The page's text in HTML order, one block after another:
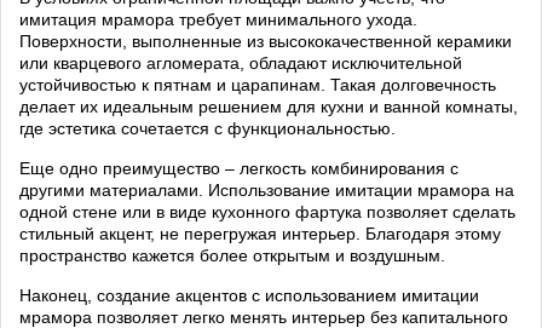
имитация мрамора требует минимального ухода.
Поверхности, выполненные из высококачественной керамики
или кварцевого агломерата, обладают исключительной
устойчивостью к пятнам и царапинам. Такая долговечность
делает их идеальным решением для кухни и ванной комнаты,
где эстетика сочетается с функциональностью.
Еще одно преимущество – легкость комбинирования с
другими материалами. Использование имитации мрамора на
одной стене или в виде кухонного фартука позволяет сделать
стильный акцент, не перегружая интерьер. Благодаря этому
пространство кажется более открытым и воздушным.
Наконец, создание акцентов с использованием имитации
мрамора позволяет легко менять интерьер без капитального